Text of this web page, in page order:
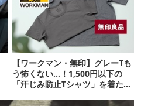
【ワークマン・無印】グレーTも
う怖くない…！1,500円以下の
「汗じみ防止Tシャツ」を着たら